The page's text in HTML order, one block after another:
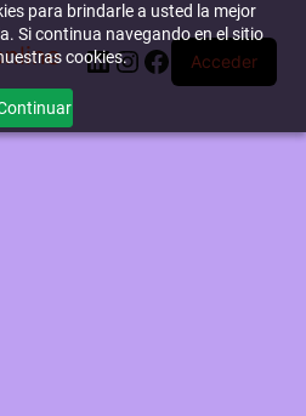
para brindarle a usted la mejor
Si continua navegando en el sitio
cookies.
LinkedIn
Instagram
Facebook
Acceder